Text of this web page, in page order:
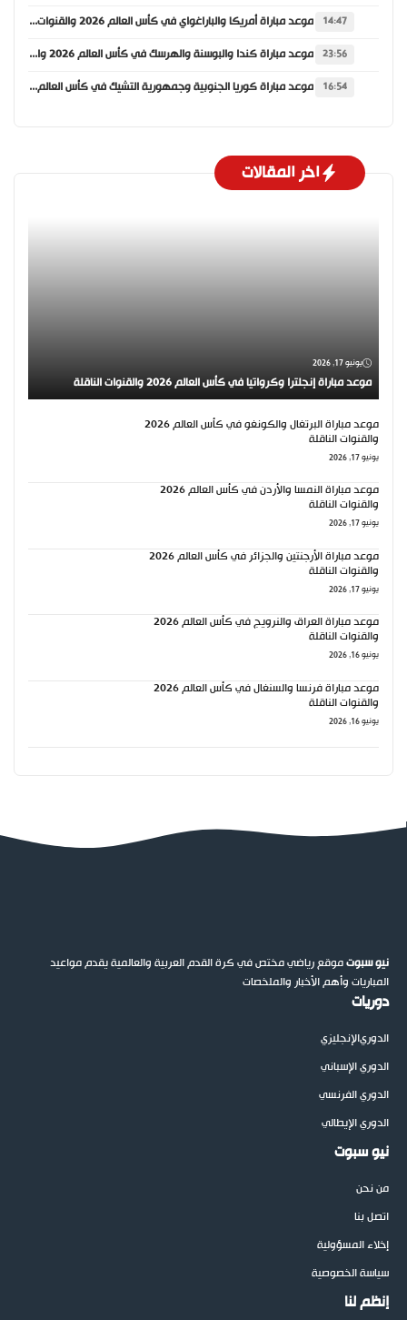
14:47 موعد مباراة أمريكا والباراغواي في كأس العالم 2026 والقنوات الناقلة
23:56 موعد مباراة كندا والبوسنة والهرسك في كأس العالم 2026 والقنوات الناقلة
16:54 موعد مباراة كوريا الجنوبية وجمهورية التشيك في كأس العالم 2026 والقنوات الناقلة
اخر المقالات
يونيو 17, 2026
موعد مباراة إنجلترا وكرواتيا في كأس العالم 2026 والقنوات الناقلة
موعد مباراة البرتغال والكونغو في كأس العالم 2026
والقنوات الناقلة
يونيو 17, 2026
موعد مباراة النمسا والأردن في كأس العالم 2026
والقنوات الناقلة
يونيو 17, 2026
موعد مباراة الأرجنتين والجزائر في كأس العالم 2026
والقنوات الناقلة
يونيو 17, 2026
موعد مباراة العراق والنرويج في كأس العالم 2026
والقنوات الناقلة
يونيو 16, 2026
موعد مباراة فرنسا والسنغال في كأس العالم 2026
والقنوات الناقلة
يونيو 16, 2026
نيو سبوتموقع رياضي مختص في كرة القدم العربية والعالمية يقدم مواعيد
المباريات وأهم الأخبار والملخصات
دوريات
الدوريالإنجليزي
الدوري الإسباني
الدوري الفرنسي
الدوري الإيطالي
نيو سبوت
من نحن
اتصل بنا
إخلاء المسؤولية
سياسة الخصوصية
إنظم لنا